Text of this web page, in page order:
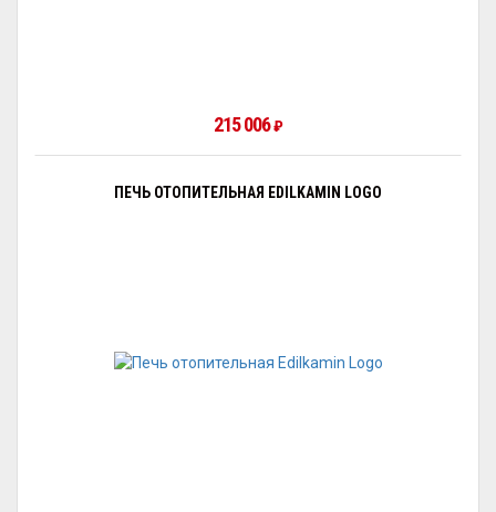
215 006₽
ПЕЧЬ ОТОПИТЕЛЬНАЯ EDILKAMIN LOGO